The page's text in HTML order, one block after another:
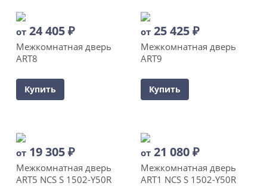
от 24 405₽
Межкомнатная дверь
ART8
Купить
от 25 425₽
Межкомнатная дверь
ART9
Купить
от 19 305₽
Межкомнатная дверь
ART5 NCS S 1502-Y50R
от 21 080₽
Межкомнатная дверь
ART1 NCS S 1502-Y50R